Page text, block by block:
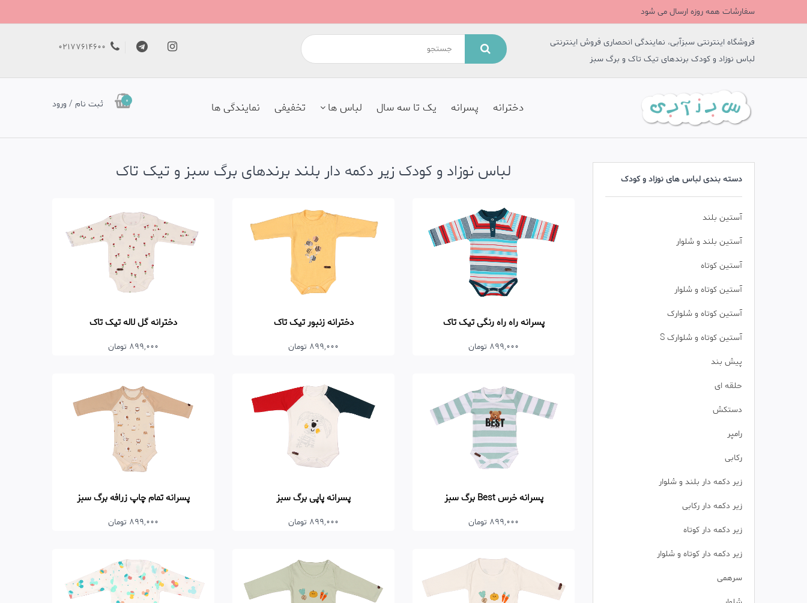
سفارشات همه روزه ارسال می شود
فروشگاه اینترنتی سبزآبی، نمایندگی انحصاری فروش اینترنتی
لباس نوزاد و کودک برندهای تیک تاک و برگ سبز
دخترانه پسرانه یک تا سه سال لباس ها تخفیفی نمایندگی ها 0 ثبت نام / ورود
دسته بندی لباس های نوزاد و کودک
آستین بلند
آستین بلند و شلوار
آستین کوتاه
آستین کوتاه و شلوار
آستین کوتاه و شلوارک
آستین کوتاه و شلوارک S
پیش بند
حلقه ای
دستکش
رامپر
رکابی
زیر دکمه دار بلند و شلوار
زیر دکمه دار رکابی
زیر دکمه دار کوتاه
زیر دکمه دار کوتاه و شلوار
سرهمی
لباس نوزاد و کودک زیر دکمه دار بلند برندهای برگ سبز و تیک تاک
پسرانه راه راه رنگی تیک تاک
899,000 تومان
دخترانه زنبور تیک تاک
899,000 تومان
دخترانه گل لاله تیک تاک
899,000 تومان
پسرانه خرس Best برگ سبز
899,000 تومان
پسرانه پاپی برگ سبز
899,000 تومان
پسرانه تمام چاپ زرافه برگ سبز
899,000 تومان